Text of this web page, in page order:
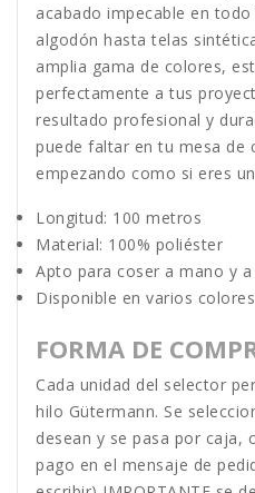
acabado impecable en
algodón hasta telas
amplia gama de colores,
perfectamente a tus
resultado profesional y
puede faltar en tu mesa de
empezando como si eres
Longitud: 100 metros
Material: 100% poliéster
Apto para coser a mano y a
Disponible en varios colores
FORMA DE
Cada unidad del selector
hilo Gütermann. Se
desean y se pasa por caja,
pago en el mensaje de